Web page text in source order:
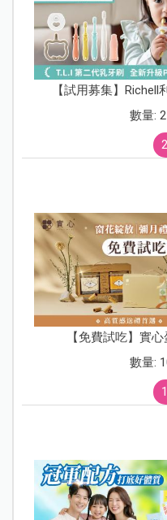
【試用募集】Richell
數量:
【免費試吃】實
數量: